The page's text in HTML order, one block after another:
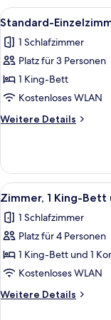
Alle
Fotos
für
Standard-
Einzelzimmer
anzeigen
10
Standard-
1 Schlafzimmer
Platz für 3 Personen
1 King-Bett
Kostenloses WLAN
Weitere Details
Weitere
Einzelzimmer
Alle
Fotos
für
Zimmer,
1 King-
Bett
und
Schlafsofa
9
Zimmer, 1 King-Bett
1 Schlafzimmer
Platz für 4 Personen
1 King-Bett und 1
Kostenloses WLAN
Weitere Details
Weitere